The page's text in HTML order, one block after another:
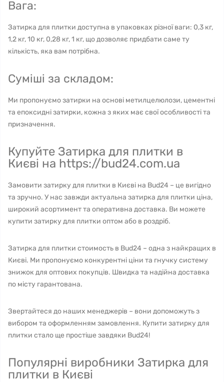
Вага:
Затирка для плитки доступна в упаковках різної ваги: 0,3 кг,
1,2 кг, 10 кг, 0,28 кг, 1 кг, що дозволяє придбати саме ту
кількість, яка вам потрібна.
Суміші за складом:
Ми пропонуємо затирки на основі метилцелюлози, цементні
та епоксидні затирки, кожна з яких має свої особливості та
призначення.
Купуйте Затирка для плитки в
Києві на https://bud24.com.ua
Замовити затирку для плитки в Києві на Bud24 – це вигідно
та зручно. У нас завжди актуальна затирка для плитки ціна,
широкий асортимент та оперативна доставка. Ви можете
купити затирку для плитки оптом або в роздріб.
Затирка для плитки стоимость в Bud24 – одна з найкращих в
Києві. Ми пропонуємо конкурентні ціни та гнучку систему
знижок для оптових покупців. Швидка та надійна доставка
по місту гарантована.
Звертайтеся до наших менеджерів – вони допоможуть з
вибором та оформленням замовлення. Купити затирку для
плитки стало ще простіше завдяки Bud24!
Популярні виробники Затирка для
плитки в Києві